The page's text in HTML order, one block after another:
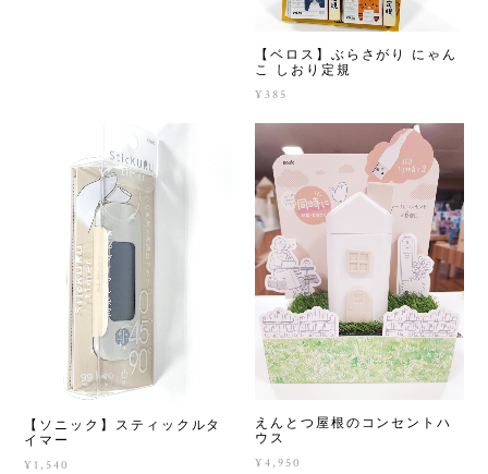
【ベロス】ぶらさがり にゃん
こ しおり定規
¥385
【ソニック】スティックルタ
イマー
¥1,540
えんとつ屋根のコンセントハ
ウス
¥4,950